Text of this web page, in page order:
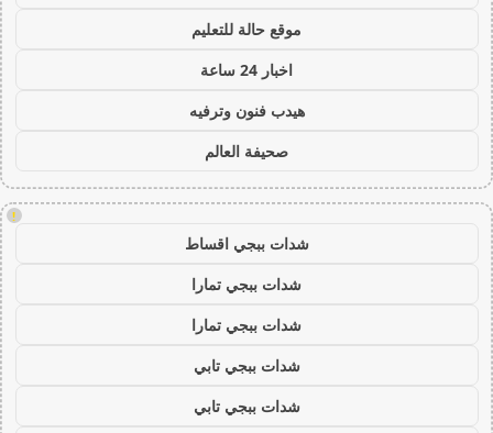
موقع حالة للتعليم
اخبار 24 ساعة
هيدب فنون وترفيه
صحيفة العالم
!
شدات ببجي اقساط
شدات ببجي تمارا
شدات ببجي تمارا
شدات ببجي تابي
شدات ببجي تابي